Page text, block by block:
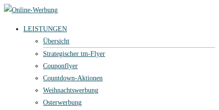
LEISTUNGEN
Übersicht
Strategischer tm-Flyer
Couponflyer
Countdown-Aktionen
Weihnachtswerbung
Osterwerbung